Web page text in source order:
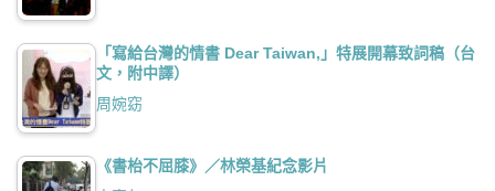
「寫給台灣的情書 Dear Taiwan,」特展開幕致詞稿（台
文，附中譯）
周婉窈
《書枱不屈膝》／林榮基紀念影片